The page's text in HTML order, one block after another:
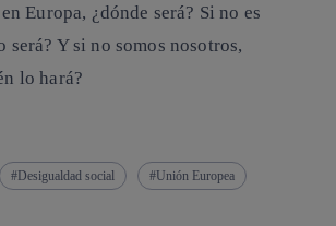
Europa, ¿dónde será? Si no es
será? Y si no somos nosotros,
lo hará?
Desigualdad social Unión Europea